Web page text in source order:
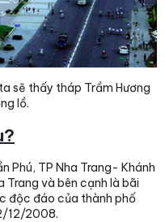
sẽ thấy tháp Trầm Hương
lồ.
Phú, TP Nha Trang- Khánh
và bên cạnh là bãi
độc đáo của thành phố
12/2008.